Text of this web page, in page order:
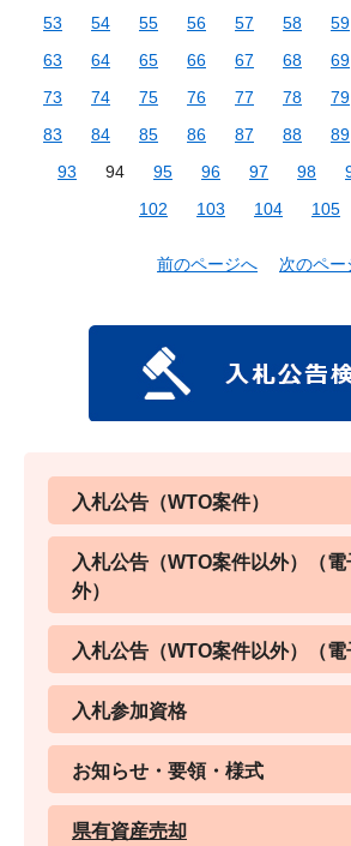
53
54 55 56 57 58 59
63
64 65 66 67 68 69
73
74 75 76 77 78 79
83
84 85 86 87 88 89
93
94 95 96 97 98
102
103 104 105
前のページへ 次のペー
入札公告（WTO案件）
入札公告（WTO案件以外）（電
外）
入札公告（WTO案件以外）（電
入札参加資格
お知らせ・要領・様式
県有資産売却